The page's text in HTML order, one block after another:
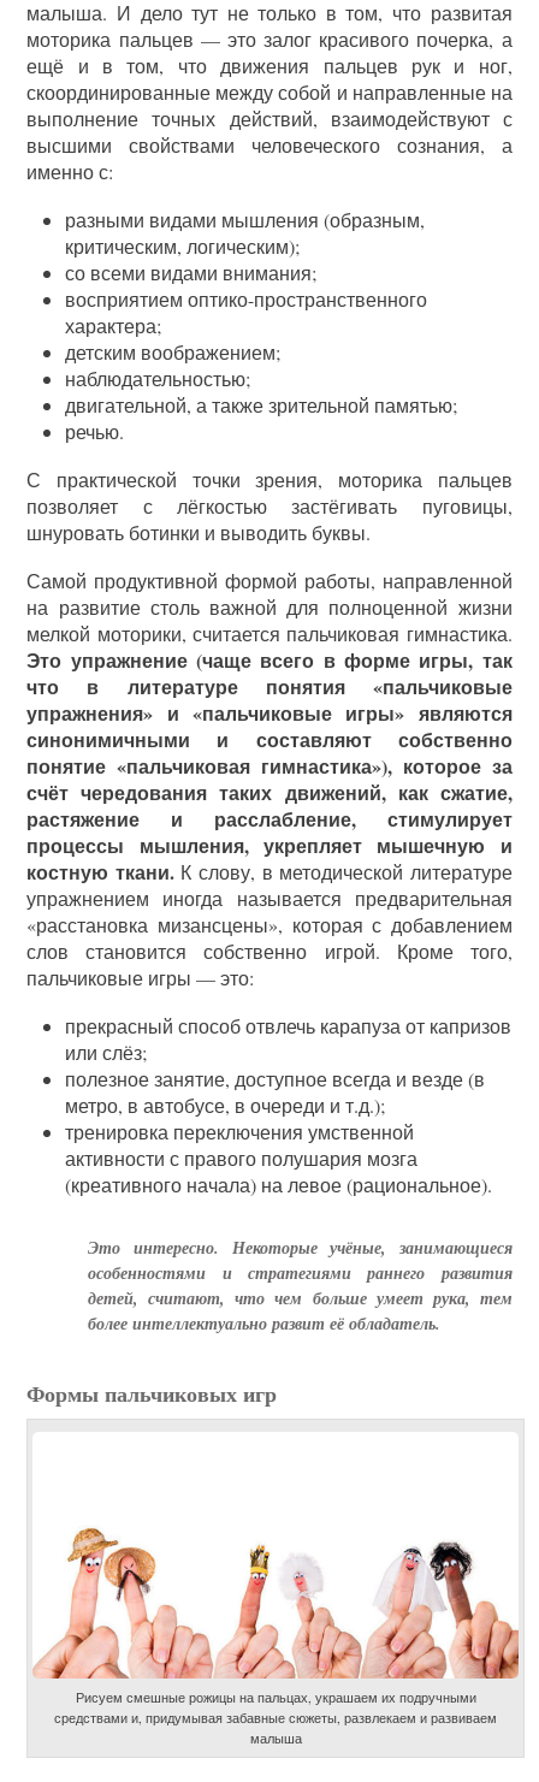
малыша. И дело тут не только в том, что развитая
моторика пальцев — это залог красивого почерка, а
ещё и в том, что движения пальцев рук и ног,
скоординированные между собой и направленные на
выполнение точных действий, взаимодействуют с
высшими свойствами человеческого сознания, а
именно с:
разными видами мышления (образным,
критическим, логическим);
со всеми видами внимания;
восприятием оптико-пространственного
характера;
детским воображением;
наблюдательностью;
двигательной, а также зрительной памятью;
речью.
С практической точки зрения, моторика пальцев
позволяет с лёгкостью застёгивать пуговицы,
шнуровать ботинки и выводить буквы.
Самой продуктивной формой работы, направленной
на развитие столь важной для полноценной жизни
мелкой моторики, считается пальчиковая гимнастика.
Это упражнение (чаще всего в форме игры, так
что в литературе понятия «пальчиковые
упражнения» и «пальчиковые игры» являются
синонимичными и составляют собственно
понятие «пальчиковая гимнастика»), которое за
счёт чередования таких движений, как сжатие,
растяжение и расслабление, стимулирует
процессы мышления, укрепляет мышечную и
костную ткани. К слову, в методической литературе
упражнением иногда называется предварительная
«расстановка мизансцены», которая с добавлением
слов становится собственно игрой. Кроме того,
пальчиковые игры — это:
прекрасный способ отвлечь карапуза от капризов
или слёз;
полезное занятие, доступное всегда и везде (в
метро, в автобусе, в очереди и т.д.);
тренировка переключения умственной
активности с правого полушария мозга
(креативного начала) на левое (рациональное).
Это интересно. Некоторые учёные, занимающиеся
особенностями и стратегиями раннего развития
детей, считают, что чем больше умеет рука, тем
более интеллектуально развит её обладатель.
Формы пальчиковых игр
Рисуем смешные рожицы на пальцах, украшаем их подручными
средствами и, придумывая забавные сюжеты, развлекаем и развиваем
малыша